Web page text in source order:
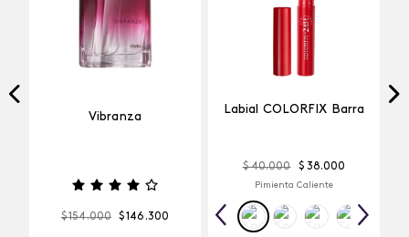
Vibranza
$154.000 $146 .300
Labial COLORFIX Barra
$ 40.000 $ 38.000
Pimienta Caliente